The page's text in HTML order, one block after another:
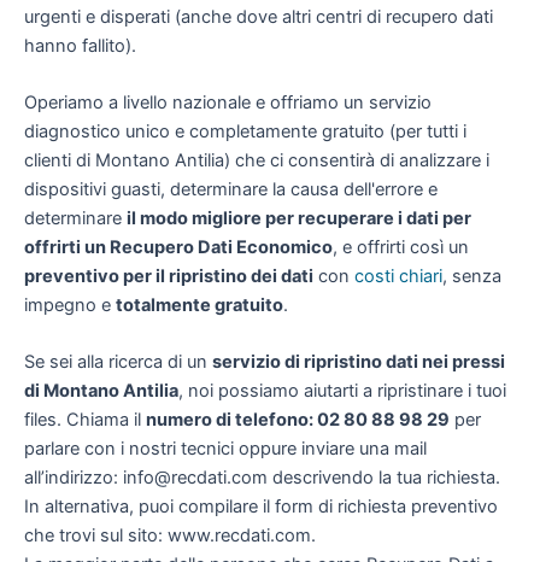
urgenti e disperati (anche dove altri centri di recupero dati
hanno fallito).
Operiamo a livello nazionale e offriamo un servizio
diagnostico unico e completamente gratuito (per tutti i
clienti di Montano Antilia) che ci consentirà di analizzare i
dispositivi guasti, determinare la causa dell'errore e
determinare il modo migliore per recuperare i dati per
offrirti un Recupero Dati Economico, e offrirti così un
preventivo per il ripristino dei dati con costi chiari, senza
impegno e totalmente gratuito.
Se sei alla ricerca di un servizio di ripristino dati nei pressi
di Montano Antilia, noi possiamo aiutarti a ripristinare i tuoi
files. Chiama il numero di telefono: 02 80 88 98 29 per
parlare con i nostri tecnici oppure inviare una mail
all’indirizzo: info@recdati.com descrivendo la tua richiesta.
In alternativa, puoi compilare il form di richiesta preventivo
che trovi sul sito: www.recdati.com.